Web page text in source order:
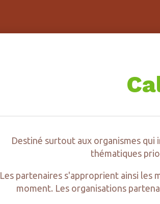
Destiné surtout aux organismes
thématiques
Les partenaires s'approprient ainsi les
moment. Les organisations